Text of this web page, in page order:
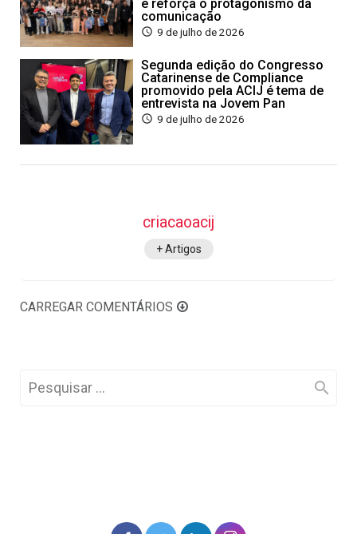
e reforça o protagonismo da
comunicação
9 de julho de 2026
Segunda edição do Congresso
Catarinense de Compliance
promovido pela ACIJ é tema de
entrevista na Jovem Pan
9 de julho de 2026
criacaoacij
+ Artigos
CARREGAR COMENTÁRIOS